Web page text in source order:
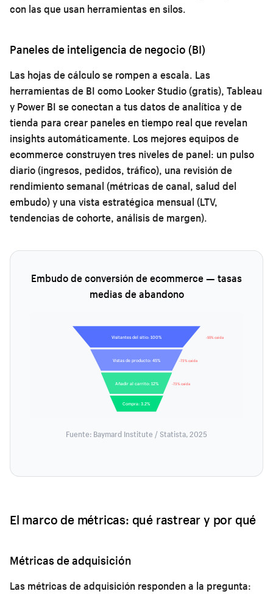
con las que usan herramientas en silos.
Paneles de inteligencia de negocio (BI)
Las hojas de cálculo se rompen a escala. Las
herramientas de BI como Looker Studio (gratis), Tableau
y Power BI se conectan a tus datos de analítica y de
tienda para crear paneles en tiempo real que revelan
insights automáticamente. Los mejores equipos de
ecommerce construyen tres niveles de panel: un pulso
diario (ingresos, pedidos, tráfico), una revisión de
rendimiento semanal (métricas de canal, salud del
embudo) y una vista estratégica mensual (LTV,
tendencias de cohorte, análisis de margen).
Embudo de conversión de ecommerce — tasas
medias de abandono
Visitantes del sitio: 100%
Vistas de producto: 45%
Añadir al carrito: 12%
Compra: 3.2%
-55% caída
-73% caída
-73% caída
Fuente: Baymard Institute / Statista, 2025
El marco de métricas: qué rastrear y por qué
Métricas de adquisición
Las métricas de adquisición responden a la pregunta: